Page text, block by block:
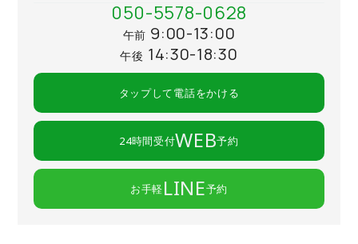
050-5578-0628
午前 9:00-13:00
午後 14:30-18:30
タップして電話をかける
24時間受付WEB予約
お手軽LINE予約